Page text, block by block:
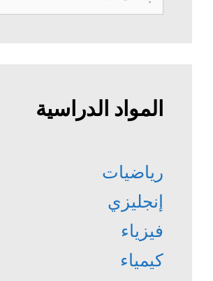
عن:
المواد الدراسية
رياضيات
إنجليزي
فيزياء
كيمياء